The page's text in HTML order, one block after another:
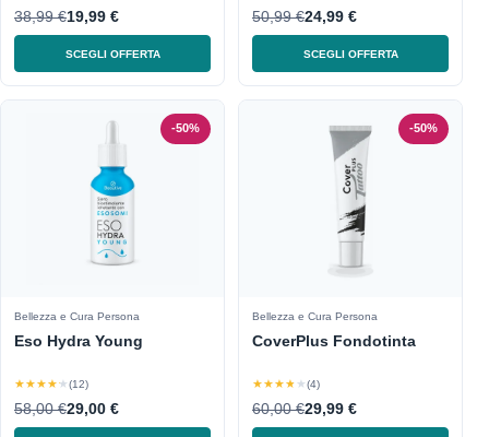
38,99 €19,99 €
SCEGLI OFFERTA
50,99 €24,99 €
SCEGLI OFFERTA
-50%
Bellezza e Cura Persona
Eso Hydra Young
★★★★★(12)
58,00 €29,00 €
-50%
Bellezza e Cura Persona
CoverPlus Fondotinta
★★★★★(4)
60,00 €29,99 €